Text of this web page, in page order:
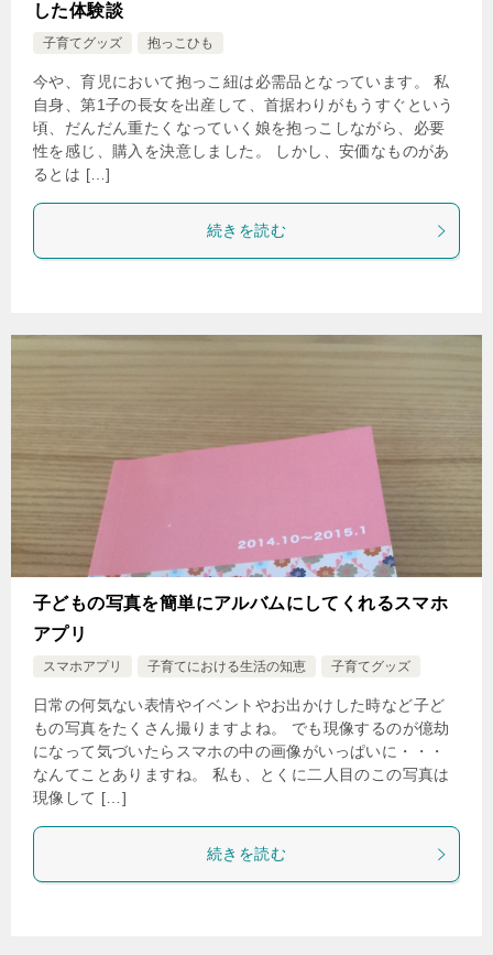
した体験談
子育てグッズ 抱っこひも
今や、育児において抱っこ紐は必需品となっています。 私
自身、第1子の長女を出産して、首据わりがもうすぐという
頃、だんだん重たくなっていく娘を抱っこしながら、必要
性を感じ、購入を決意しました。 しかし、安価なものがあ
るとは […]
続きを読む
子どもの写真を簡単にアルバムにしてくれるスマホ
アプリ
スマホアプリ 子育てにおける生活の知恵 子育てグッズ
日常の何気ない表情やイベントやお出かけした時など子ど
もの写真をたくさん撮りますよね。 でも現像するのが億劫
になって気づいたらスマホの中の画像がいっぱいに・・・
なんてことありますね。 私も、とくに二人目のこの写真は
現像して […]
続きを読む